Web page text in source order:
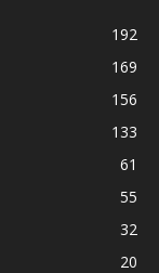
192
169
156
133
61
55
32
20